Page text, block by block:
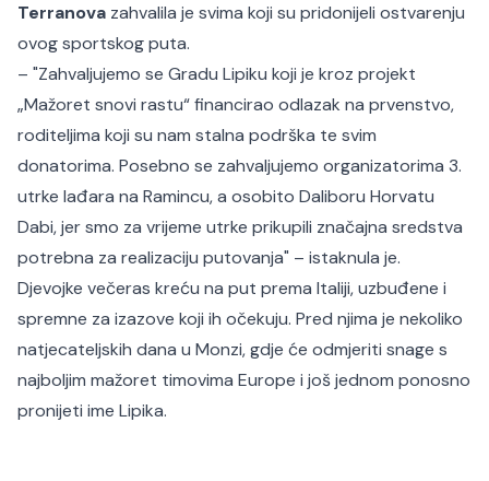
Terranova zahvalila je svima koji su pridonijeli ostvarenju
ovog sportskog puta.
– "Zahvaljujemo se Gradu Lipiku koji je kroz projekt
„Mažoret snovi rastu“ financirao odlazak na prvenstvo,
roditeljima koji su nam stalna podrška te svim
donatorima. Posebno se zahvaljujemo organizatorima 3.
utrke lađara na Ramincu, a osobito Daliboru Horvatu
Dabi, jer smo za vrijeme utrke prikupili značajna sredstva
potrebna za realizaciju putovanja" – istaknula je.
Djevojke večeras kreću na put prema Italiji, uzbuđene i
spremne za izazove koji ih očekuju. Pred njima je nekoliko
natjecateljskih dana u Monzi, gdje će odmjeriti snage s
najboljim mažoret timovima Europe i još jednom ponosno
pronijeti ime Lipika.